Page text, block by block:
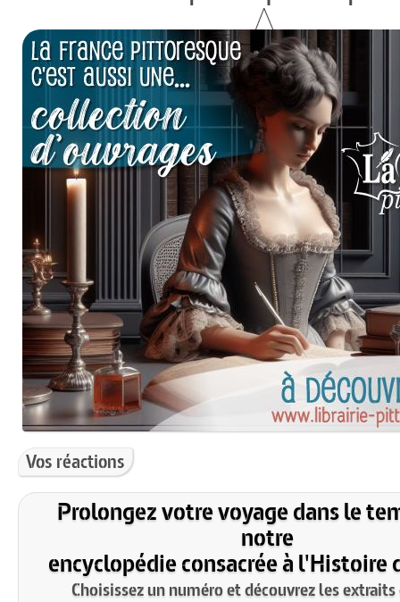
Vos réactions
Prolongez votre voyage dans le
notre
encyclopédie consacrée à l'Histoire
Choisissez un numéro et découvrez les